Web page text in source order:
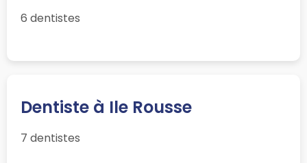
6 dentistes
Dentiste à Ile Rousse
7 dentistes